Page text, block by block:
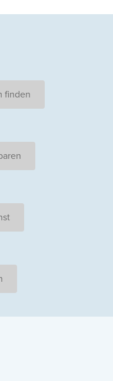
finden